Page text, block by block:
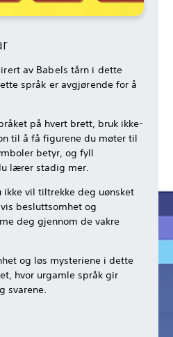
av Babels tårn i dette
språk er avgjørende for å
på hvert brett, bruk ikke-
til å få figurene du møter til
betyr, og fyll
lærer stadig mer.
ikke vil tiltrekke deg uønsket
besluttsomhet og
deg gjennom de vakre
og løs mysteriene i dette
hvor urgamle språk gir
svarene.